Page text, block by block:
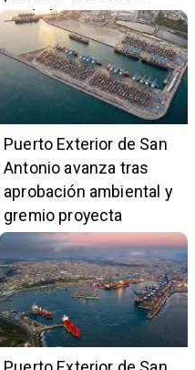
ciudades en 45 minutos
Puerto Exterior de San
Antonio avanza tras
aprobación ambiental y
gremio proyecta
impulso al empleo y
comercio local